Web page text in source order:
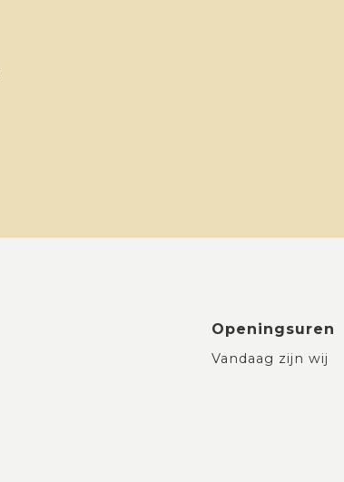
Openingsuren
Vandaag zijn wij